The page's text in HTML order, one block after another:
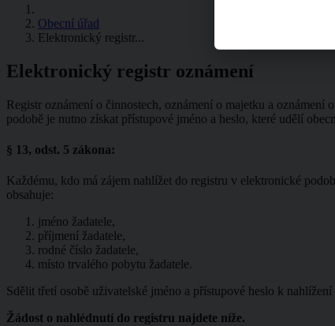
Obecní úřad
Elektronický registr...
Elektronický registr oznámení
Registr oznámení o činnostech, oznámení o majetku a
podobě je nutno získat přístupové jméno a heslo, které udělí
§ 13, odst. 5 zákona:
Každému, kdo má zájem nahlížet do registru v elektronické
obsahuje:
jméno žadatele,
příjmení žadatele,
rodné číslo žadatele,
místo trvalého pobytu žadatele.
Sdělit třetí osobě uživatelské jméno a přístupové heslo k
Žádost o nahlédnutí do registru najdete níže.